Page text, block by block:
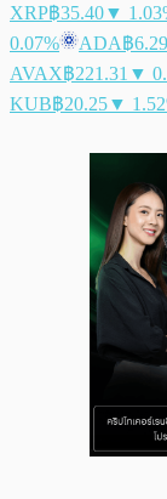
XRP฿35.40▼
0.07%
ADA฿6.29
AVAX฿221.31 ▼
KUB฿20.25▼